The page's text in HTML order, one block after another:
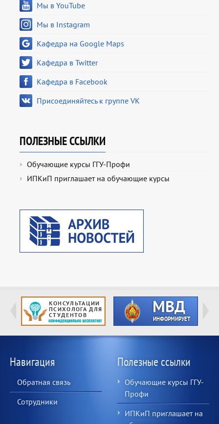
Мы в YouTube
Мы в Instagram
Кафедра на Google Maps
Кафедра в Twitter
Кафедра в Facebook
Присоединяйтесь к группе VK
ПОЛЕЗНЫЕ ССЫЛКИ
Обучающие курсы ГГУ-Профи
ИПКиП приглашает на обучающие курсы
Навигация
Обратная связь
Сотрудники
Полезные ссылки
Обучающие курсы ГГУ-
Профи
ИПКиП приглашает на